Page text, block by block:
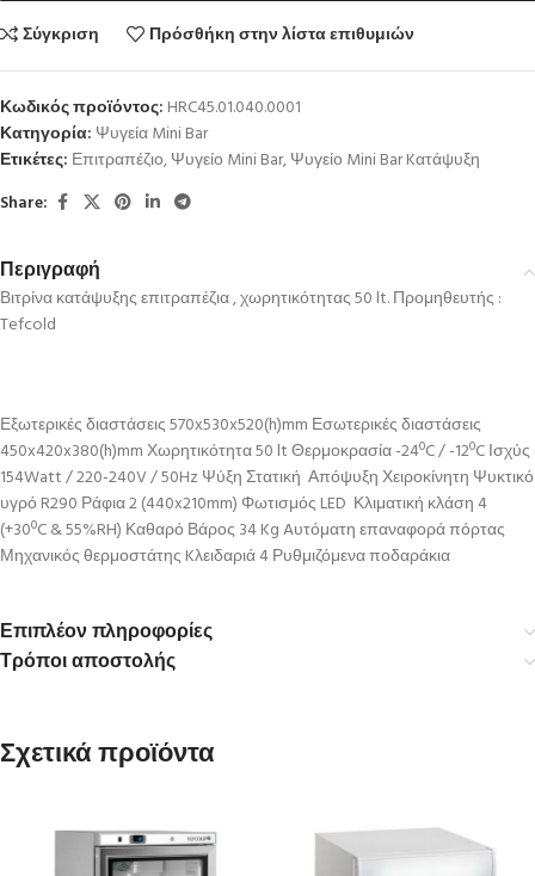
Σύγκριση
Πρόσθήκη στην λίστα επιθυμιών
Κωδικός προϊόντος: HRC45.01.040.0001
Κατηγορία: Ψυγεία Mini Bar
Ετικέτες: Επιτραπέζιο,Ψυγείο Mini Bar,Ψυγείο Mini Bar Kατάψυξη
Share:
Περιγραφή
Βιτρίνα κατάψυξης επιτραπέζια , χωρητικότητας 50 lt. Προμηθευτής :
Tefcold
Εξωτερικές διαστάσεις 570x530x520(h)mm Εσωτερικές διαστάσεις
450x420x380(h)mm Χωρητικότητα 50 lt Θερμοκρασία -24ºC / -12ºC Ισχύς
154Watt / 220-240V / 50Hz Ψύξη Στατική Απόψυξη Χειροκίνητη Ψυκτικό
υγρό R290 Ράφια 2 (440x210mm) Φωτισμός LED Κλιματική κλάση 4
(+30ºC & 55%RH) Καθαρό Βάρος 34 Kg Aυτόματη επαναφορά πόρτας
Μηχανικός θερμοστάτης Kλειδαριά 4 Ρυθμιζόμενα ποδαράκια
Επιπλέον πληροφορίες
Τρόποι αποστολής
Σχετικά προϊόντα